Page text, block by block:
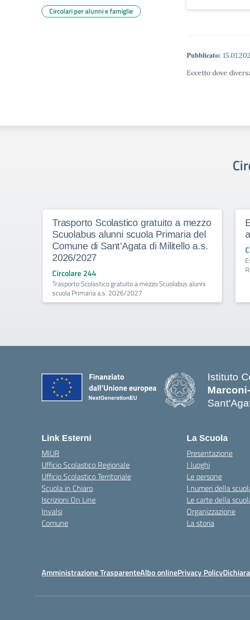
Pubblicato:
Eccetto dove
Circolari per alunni e famiglie
Trasporto Scolastico gratuito a mezzo
Scuolabus alunni scuola Primaria del
Comune di Sant’Agata di Militello a.s.
2026/2027
Circolare 244
Trasporto Scolastico gratuito a mezzo Scuolabus alunni
scuola Primaria a.s. 2026/2027
Istituto
Link Esterni
MIUR
Ufficio Scolastico Regionale
Ufficio Scolastico Territoriale
Scuola in Chiaro
Iscrizioni On Line
Invalsi
Comune
La Scuola
Presentazione
I luoghi
Le persone
I numeri della
Le carte della
Organizzazione
La storia
Amministrazione TrasparenteAlbo onlinePrivacy Policy